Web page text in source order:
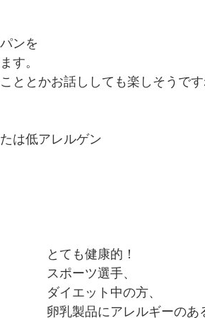
ンを
す。
とかお話ししても楽しそうです
は低アレルゲン
とても健康的！
スポーツ選手、
ダイエット中の方、
卵乳製品にアレルギーのあ